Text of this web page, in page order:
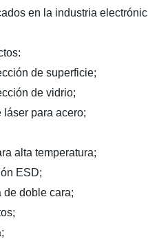
en la industria
de superficie;
de vidrio;
para acero;
alta temperatura;
ESD;
de doble cara;